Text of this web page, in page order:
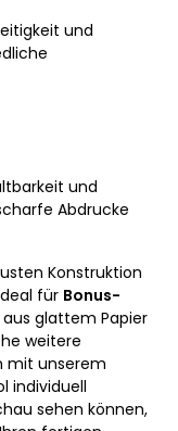
und
und
Abdrucke
Konstruktion
für Bonus-
glattem Papier
weitere
mit unserem
individuell
sehen können,